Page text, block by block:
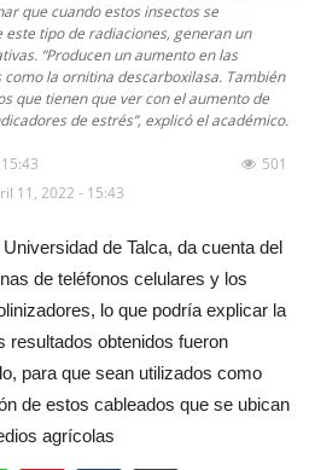
que cuando estos insectos se
tipo de radiaciones, generan un
“Producen un aumento en las
la ornitina descarboxilasa. También
que tienen que ver con el aumento de
de estrés”, explicó el académico.
11, 2022 - 15:43
501
de Talca, da cuenta del
de teléfonos celulares y los
lo que podría explicar la
resultados obtenidos fueron
para que sean utilizados como
de estos cableados que se ubican
agrícolas